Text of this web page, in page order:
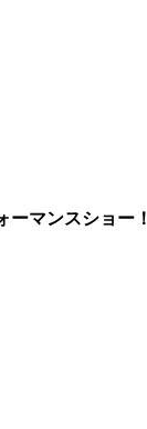
マンスショー！